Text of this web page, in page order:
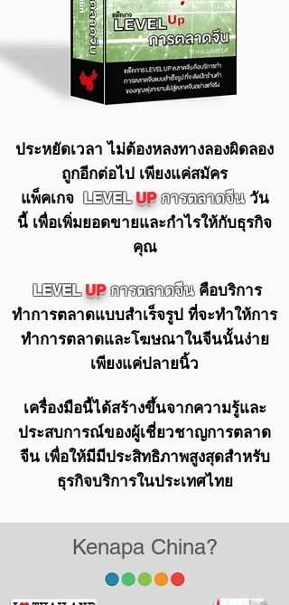
ประหยัดเวลา ไม่ต้องหลงทางลองผิดลอง
ถูกอีกต่อไป เพียงแค่สมัคร
แพ็คเกจ LEVEL UP การตลาดจีน วัน
นี้ เพื่อเพิ่มยอดขายและกำไรให้กับธุรกิจ
คุณ
LEVEL UP การตลาดจีน คือบริการ
ทำการตลาดแบบสำเร็จรูป ที่จะทำให้การ
ทำการตลาดและโฆษณาในจีนนั้นง่าย
เพียงแค่ปลายนิ้ว
เครื่องมือนี้ได้สร้างขึ้นจากความรู้และ
ประสบการณ์ของผู้เชี่ยวชาญการตลาด
จีน เพื่อให้มีมีประสิทธิภาพสูงสุดสำหรับ
ธุรกิจบริการในประเทศไทย
Kenapa China?